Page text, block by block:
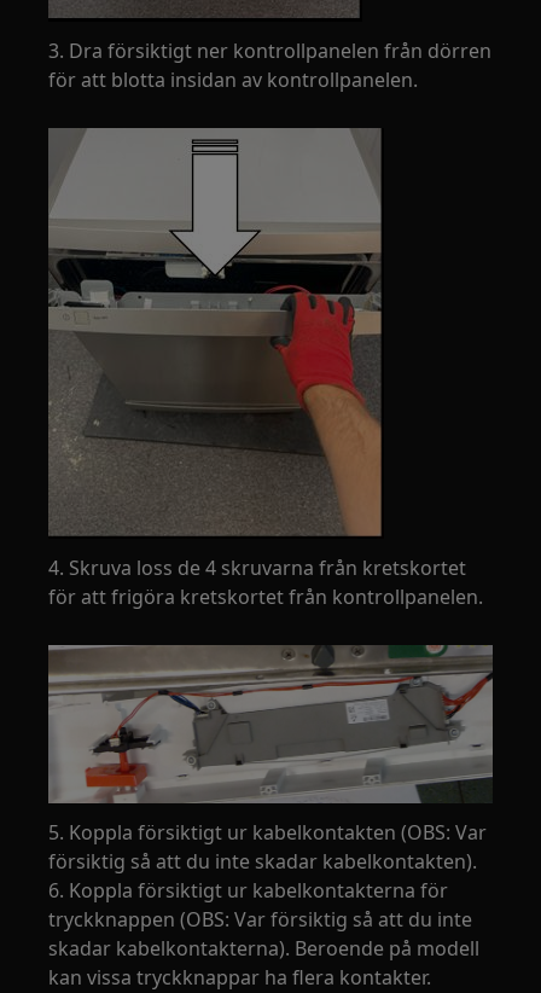
3. Dra försiktigt ner kontrollpanelen från dörren
för att blotta insidan av kontrollpanelen.
4. Skruva loss de 4 skruvarna från kretskortet
för att frigöra kretskortet från kontrollpanelen.
5. Koppla försiktigt ur kabelkontakten (OBS: Var
försiktig så att du inte skadar kabelkontakten).
6. Koppla försiktigt ur kabelkontakterna för
tryckknappen (OBS: Var försiktig så att du inte
skadar kabelkontakterna). Beroende på modell
kan vissa tryckknappar ha flera kontakter.